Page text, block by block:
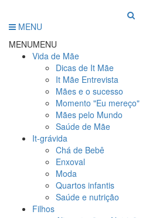
MENU
MENUMENU
Vida de Mãe
Dicas de It Mãe
It Mãe Entrevista
Mães e o sucesso
Momento "Eu mereço"
Mães pelo Mundo
Saúde de Mãe
It-grávida
Chá de Bebê
Enxoval
Moda
Quartos infantis
Saúde e nutrição
Filhos